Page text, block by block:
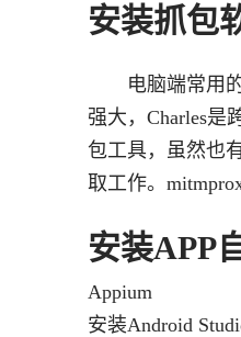
安装抓包
电脑端常用
强大，Charles是
包工具，虽然也
取工作。
安装APP
Appium
安装Android